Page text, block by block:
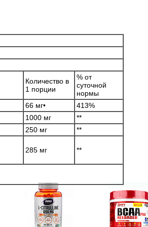
Количество в
1 порции
% от
суточной
нормы
66 мг•
413%
1000 мг
**
250 мг
**
285 мг **